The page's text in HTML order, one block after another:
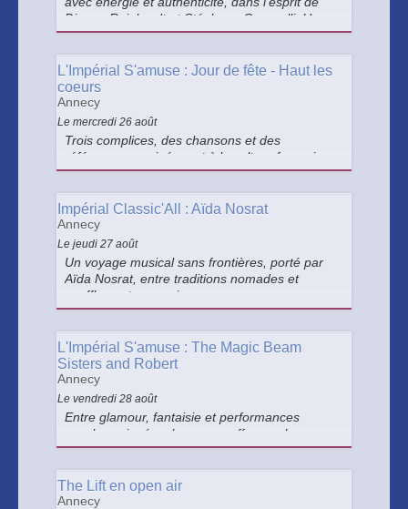
Django Reinhardt et Stéphane Grappelli. Un
concert chaleureux, festif et résolument
L'Impérial S'amuse : Jour de fête - Haut les
coeurs
Annecy
Le mercredi 26 août
Trois complices, des chansons et des
références au cinéma et à la culture française :
Haut les cœurs transforme chaque concert en
Impérial Classic'All : Aïda Nosrat
Annecy
Le jeudi 27 août
Un voyage musical sans frontières, porté par
Aïda Nosrat, entre traditions nomades et
souffle contemporain.
L'Impérial S'amuse : The Magic Beam
Sisters and Robert
Annecy
Le vendredi 28 août
Entre glamour, fantaisie et performances
vocales soignées, le groupe offre un show
rythmé et déjanté.
The Lift en open air
Annecy